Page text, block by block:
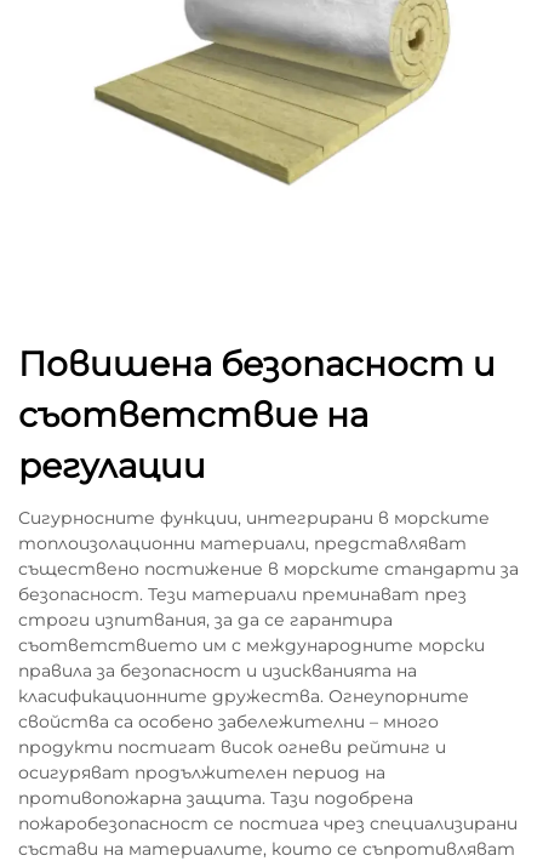
Повишена безопасност и
съответствие на
регулации
Сигурносните функции, интегрирани в морските
топлоизолационни материали, представляват
съществено постижение в морските стандарти за
безопасност. Тези материали преминават през
строги изпитвания, за да се гарантира
съответствието им с международните морски
правила за безопасност и изискванията на
класификационните дружества. Огнеупорните
свойства са особено забележителни – много
продукти постигат висок огневи рейтинг и
осигуряват продължителен период на
противопожарна защита. Тази подобрена
пожаробезопасност се постига чрез специализирани
състави на материалите, които се съпротивляват